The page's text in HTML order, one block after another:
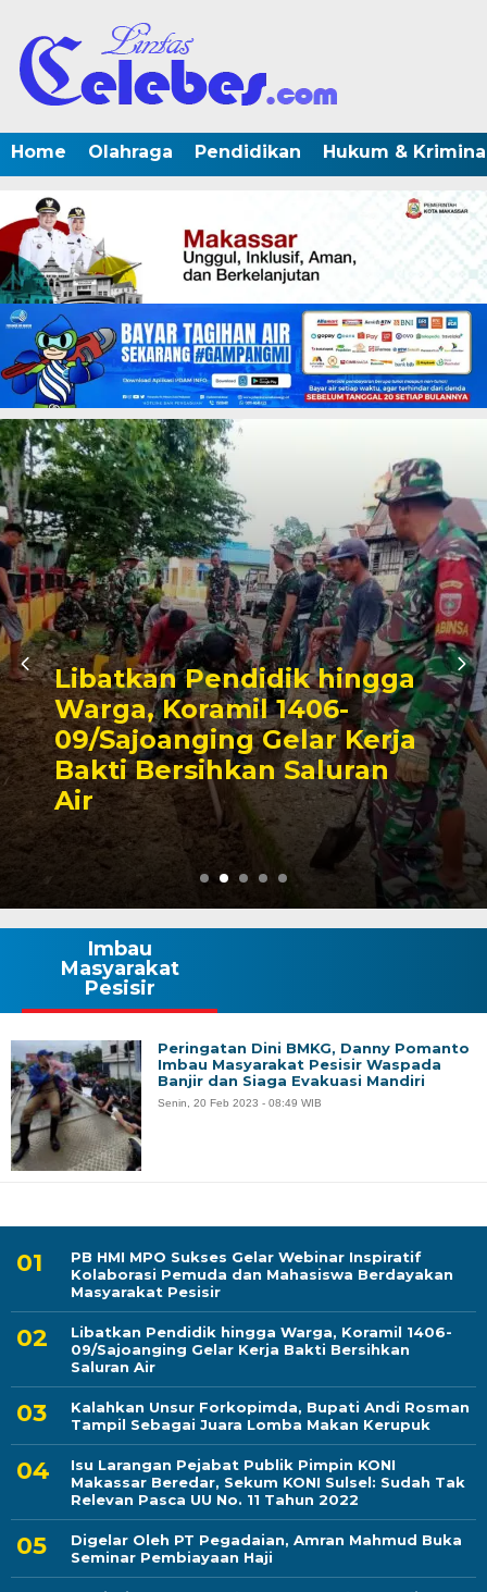
Home Olahraga Pendidikan Hukum &
Kerja
Triwulan II 2026,
Pendapatan
Capai 49 Persen,
Rp130 Miliar
PB HMI MPO Sukses Gelar Webinar Inspiratif
Kolaborasi Pemuda dan Mahasiswa Berdayakan
Masyarakat Pesisir
Libatkan Pendidik hingga Warga, Koramil 1406-
09/Sajoanging Gelar Kerja Bakti Bersihkan
Saluran Air
Kalahkan Unsur Forkopimda, Bupati Andi Rosman
Tampil Sebagai Juara Lomba Makan Kerupuk
Isu Larangan Pejabat Publik Pimpin KONI
Makassar Beredar, Sekum KONI Sulsel: Sudah Tak
Relevan Pasca UU No. 11 Tahun 2022
Digelar Oleh PT Pegadaian, Amran Mahmud Buka
Seminar Pembiayaan Haji
Imbau
Masyarakat
Pesisir
Peringatan Dini BMKG, Danny Pomanto
Imbau Masyarakat Pesisir Waspada
Banjir dan Siaga Evakuasi Mandiri
Senin, 20 Feb 2023 - 08:49 WIB